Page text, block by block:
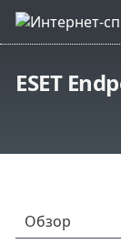
ESET